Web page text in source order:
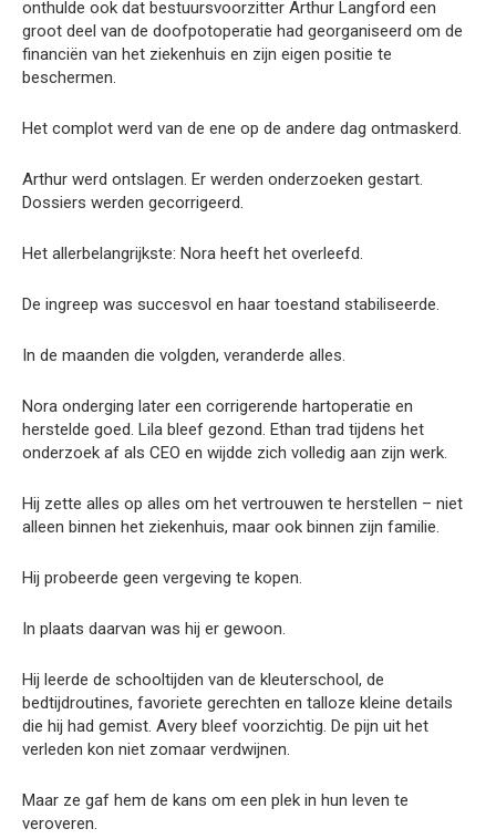
onthulde ook dat bestuursvoorzitter Arthur Langford een
groot deel van de doofpotoperatie had georganiseerd om de
financiën van het ziekenhuis en zijn eigen positie te
beschermen.
Het complot werd van de ene op de andere dag ontmaskerd.
Arthur werd ontslagen. Er werden onderzoeken gestart.
Dossiers werden gecorrigeerd.
Het allerbelangrijkste: Nora heeft het overleefd.
De ingreep was succesvol en haar toestand stabiliseerde.
In de maanden die volgden, veranderde alles.
Nora onderging later een corrigerende hartoperatie en
herstelde goed. Lila bleef gezond. Ethan trad tijdens het
onderzoek af als CEO en wijdde zich volledig aan zijn werk.
Hij zette alles op alles om het vertrouwen te herstellen – niet
alleen binnen het ziekenhuis, maar ook binnen zijn familie.
Hij probeerde geen vergeving te kopen.
In plaats daarvan was hij er gewoon.
Hij leerde de schooltijden van de kleuterschool, de
bedtijdroutines, favoriete gerechten en talloze kleine details
die hij had gemist. Avery bleef voorzichtig. De pijn uit het
verleden kon niet zomaar verdwijnen.
Maar ze gaf hem de kans om een ​​plek in hun leven te
veroveren.